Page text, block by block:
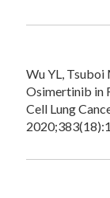
Wu YL, Tsuboi
Osimertinib in
Cell Lung